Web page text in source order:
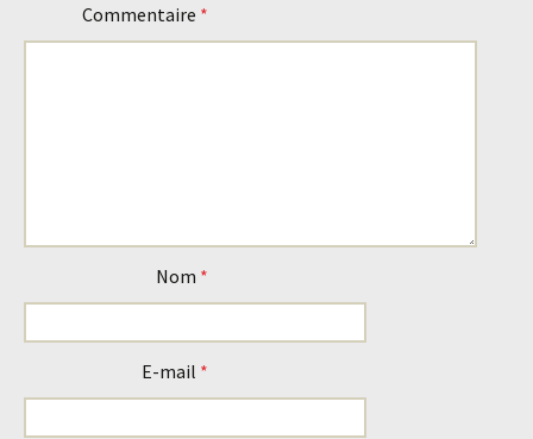
articles
Commentaire *
Nom *
E-mail *